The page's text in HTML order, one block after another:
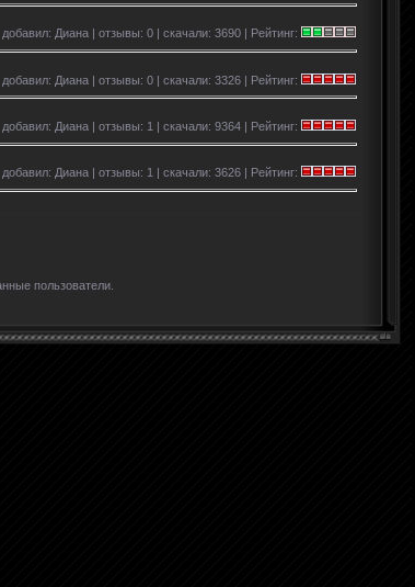
добавил: Диана | отзывы: 0 | скачали: 3690 | Рейтинг:
добавил: Диана | отзывы: 0 | скачали: 3326 | Рейтинг:
добавил: Диана | отзывы: 1 | скачали: 9364 | Рейтинг:
добавил: Диана | отзывы: 1 | скачали: 3626 | Рейтинг:
пользователи.